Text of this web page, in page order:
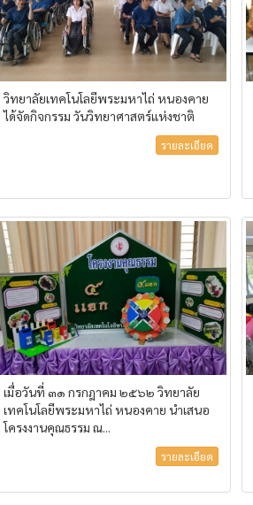
วิทยาลัยเทคโนโลยีพระมหาไถ่ หนองคาย
ได้จัดกิจกรรม วันวิทยาศาสตร์แห่งชาติ
รายละเอียด
เมื่อวันที่ ๓๑ กรกฎาคม ๒๕๖๒ วิทยาลัย
เทคโนโลยีพระมหาไถ่ หนองคาย นำเสนอ
โครงงานคุณธรรม ณ...
รายละเอียด